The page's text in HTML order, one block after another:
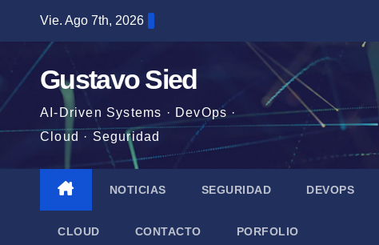
contenido
Vie. Ago 7th, 2026
Gustavo Sied
AI-Driven Systems · DevOps ·
Cloud · Seguridad
NOTICIAS SEGURIDAD DEVOPS
CLOUD CONTACTO PORFOLIO